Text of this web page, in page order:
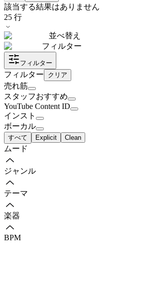
該当する結果はありません
25 行
並べ替え
フィルター
フィルター
フィルター クリア
売れ筋
スタッフおすすめ
YouTube Content ID
インスト
ボーカル
すべて Explicit Clean
ムード
ジャンル
テーマ
楽器
BPM